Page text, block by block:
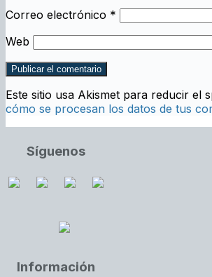
Correo electrónico *
Web
Este sitio usa Akismet para reducir el
cómo se procesan los datos de tus
Síguenos
Información